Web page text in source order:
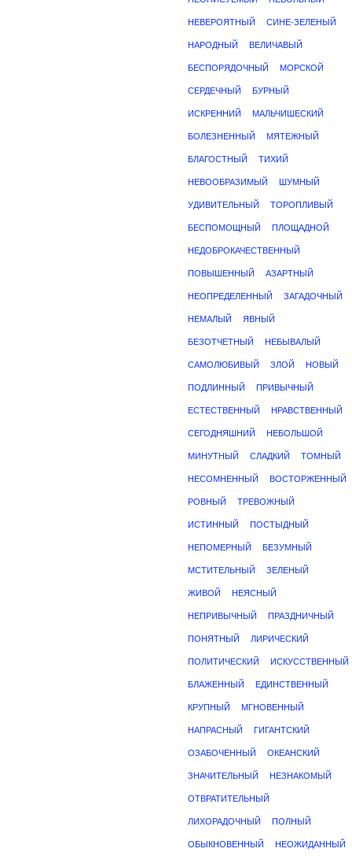
НЕВЕРОЯТНЫЙ СИНЕ-ЗЕЛЕНЫЙ
НАРОДНЫЙ ВЕЛИЧАВЫЙ
БЕСПОРЯДОЧНЫЙ МОРСКОЙ
СЕРДЕЧНЫЙ БУРНЫЙ
ИСКРЕННИЙ МАЛЬЧИШЕСКИЙ
БОЛЕЗНЕННЫЙ МЯТЕЖНЫЙ
БЛАГОСТНЫЙ ТИХИЙ
НЕВООБРАЗИМЫЙ ШУМНЫЙ
УДИВИТЕЛЬНЫЙ ТОРОПЛИВЫЙ
БЕСПОМОЩНЫЙ ПЛОЩАДНОЙ
НЕДОБРОКАЧЕСТВЕННЫЙ
ПОВЫШЕННЫЙ АЗАРТНЫЙ
НЕОПРЕДЕЛЕННЫЙ ЗАГАДОЧНЫЙ
НЕМАЛЫЙ ЯВНЫЙ
БЕЗОТЧЕТНЫЙ НЕБЫВАЛЫЙ
САМОЛЮБИВЫЙ ЗЛОЙ НОВЫЙ
ПОДЛИННЫЙ ПРИВЫЧНЫЙ
ЕСТЕСТВЕННЫЙ НРАВСТВЕННЫЙ
СЕГОДНЯШНИЙ НЕБОЛЬШОЙ
МИНУТНЫЙ СЛАДКИЙ ТОМНЫЙ
НЕСОМНЕННЫЙ ВОСТОРЖЕННЫЙ
РОВНЫЙ ТРЕВОЖНЫЙ
ИСТИННЫЙ ПОСТЫДНЫЙ
НЕПОМЕРНЫЙ БЕЗУМНЫЙ
МСТИТЕЛЬНЫЙ ЗЕЛЕНЫЙ
ЖИВОЙ НЕЯСНЫЙ
НЕПРИВЫЧНЫЙ ПРАЗДНИЧНЫЙ
ПОНЯТНЫЙ ЛИРИЧЕСКИЙ
ПОЛИТИЧЕСКИЙ ИСКУССТВЕННЫЙ
БЛАЖЕННЫЙ ЕДИНСТВЕННЫЙ
КРУПНЫЙ МГНОВЕННЫЙ
НАПРАСНЫЙ ГИГАНТСКИЙ
ОЗАБОЧЕННЫЙ ОКЕАНСКИЙ
ЗНАЧИТЕЛЬНЫЙ НЕЗНАКОМЫЙ
ОТВРАТИТЕЛЬНЫЙ
ЛИХОРАДОЧНЫЙ ПОЛНЫЙ
ОБЫКНОВЕННЫЙ НЕОЖИДАННЫЙ